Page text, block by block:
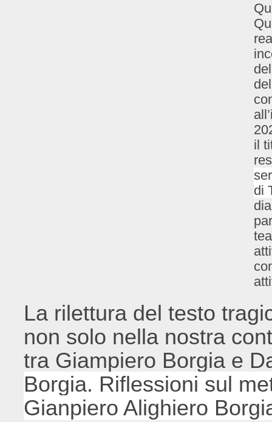
il
di
La rilettura del testo
non solo nella nostra
tra Giampiero Borgia e
Borgia. Riflessioni sul
Gianpiero Alighiero